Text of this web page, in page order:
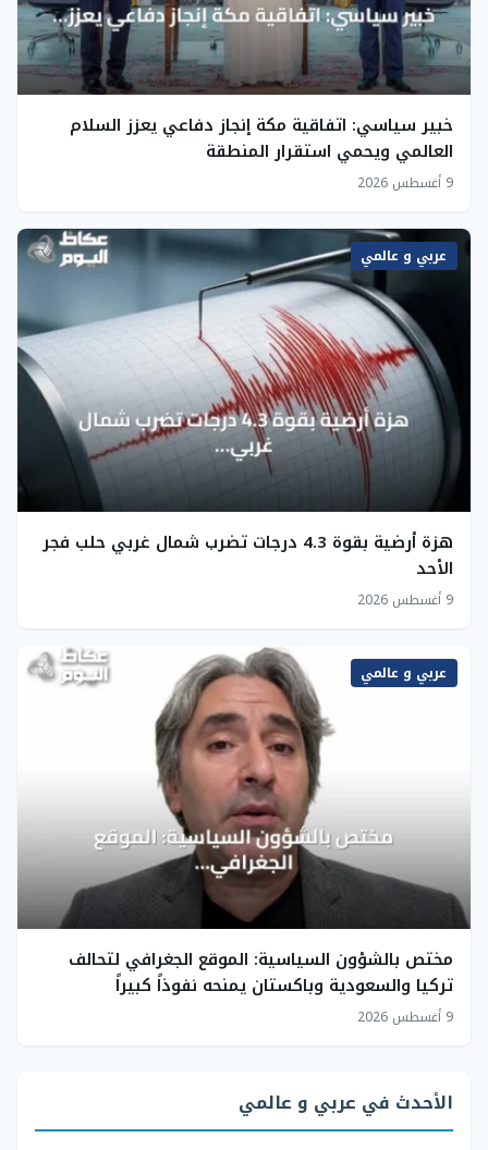
خبير سياسي: اتفاقية مكة إنجاز دفاعي يعزز السلام
العالمي ويحمي استقرار المنطقة
9 أغسطس 2026
عربي و عالمي
هزة أرضية بقوة 4.3 درجات تضرب شمال غربي حلب فجر
الأحد
9 أغسطس 2026
عربي و عالمي
مختص بالشؤون السياسية: الموقع الجغرافي لتحالف
تركيا والسعودية وباكستان يمنحه نفوذاً كبيراً
9 أغسطس 2026
الأحدث في عربي و عالمي